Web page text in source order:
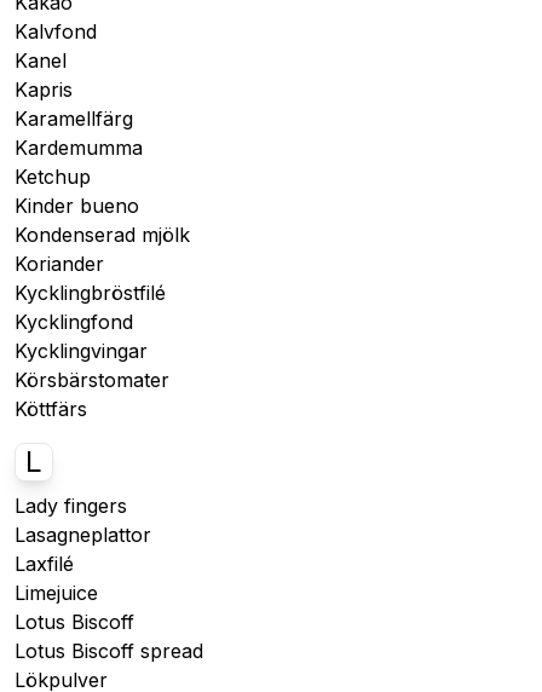
Kalvfond
Kanel
Kapris
Karamellfärg
Kardemumma
Ketchup
Kinder bueno
Kondenserad mjölk
Koriander
Kycklingbröstfilé
Kycklingfond
Kycklingvingar
Körsbärstomater
Köttfärs
L
Lady fingers
Lasagneplattor
Laxfilé
Limejuice
Lotus Biscoff
Lotus Biscoff spread
Lökpulver